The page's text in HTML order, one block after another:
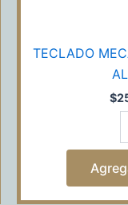
TECLADO
$